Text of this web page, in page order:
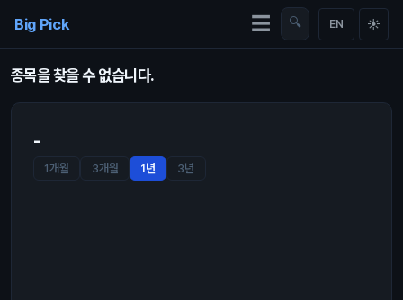
Big Pick ☰ 🔍 EN ☀
종목을 찾을 수 없습니다.
-
1개월 3개월 1년 3년